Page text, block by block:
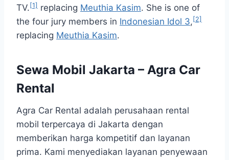
TV.[1] replacing Meuthia Kasim. She is one of
the four jury members in Indonesian Idol 3,[2]
replacing Meuthia Kasim.
Sewa Mobil Jakarta – Agra Car
Rental
Agra Car Rental adalah perusahaan rental
mobil terpercaya di Jakarta dengan
memberikan harga kompetitif dan layanan
prima. Kami menyediakan layanan penyewaan